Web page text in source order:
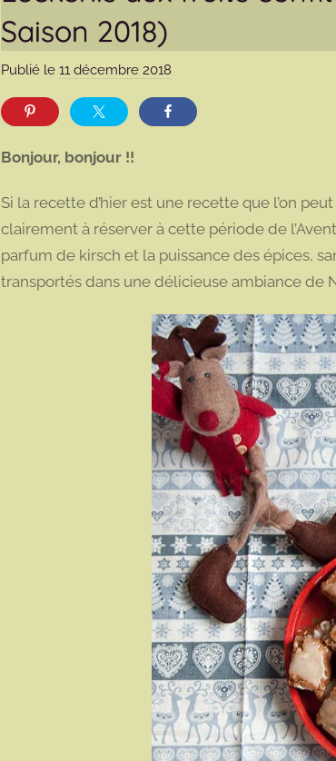
Saison 2018)
Publié le 11 décembre 2018
r
m
o
t
t
Bonjour, bonjour !!
Si la recette d’hier est une recette que l’on
clairement à réserver à cette période de
parfum de kirsch et la puissance des épices,
transportés dans une délicieuse ambiance de